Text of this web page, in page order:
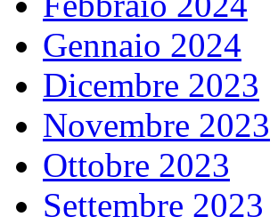
Gennaio 2024
Dicembre 2023
Novembre 2023
Ottobre 2023
Settembre 2023